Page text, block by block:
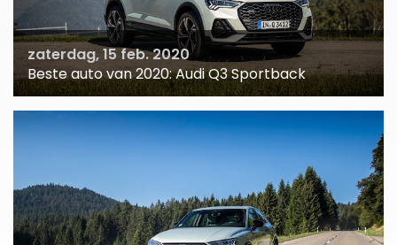
zaterdag, 15 feb. 2020
Beste auto van 2020: Audi Q3 Sportback